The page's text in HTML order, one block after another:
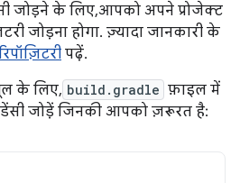
जोड़ने के लिए, आपको अपने प्रोजेक्ट
जोड़ना होगा. ज़्यादा जानकारी के
पढ़ें.
के लिए, build.gradle फ़ाइल में
जोड़ें जिनकी आपको ज़रूरत है: